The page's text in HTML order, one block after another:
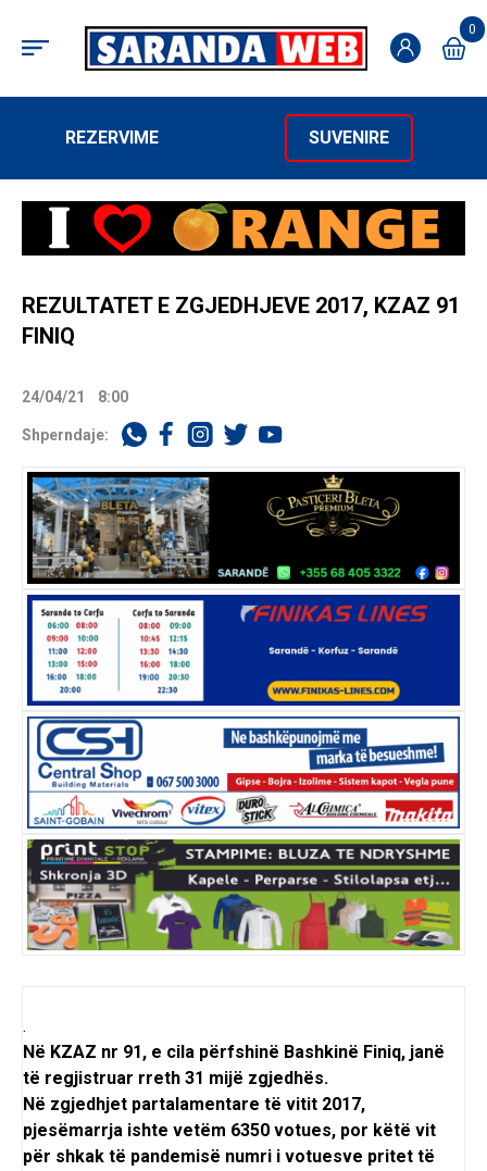
0
REZERVIME SUVENIRE
REZULTATET E ZGJEDHJEVE 2017, KZAZ 91
FINIQ
24/04/21 8:00
Shperndaje:
.
Në KZAZ nr 91, e cila përfshinë Bashkinë Finiq, janë
të regjistruar rreth 31 mijë zgjedhës.
Në zgjedhjet partalamentare të vitit 2017,
pjesëmarrja ishte vetëm 6350 votues, por këtë vit
për shkak të pandemisë numri i votuesve pritet të